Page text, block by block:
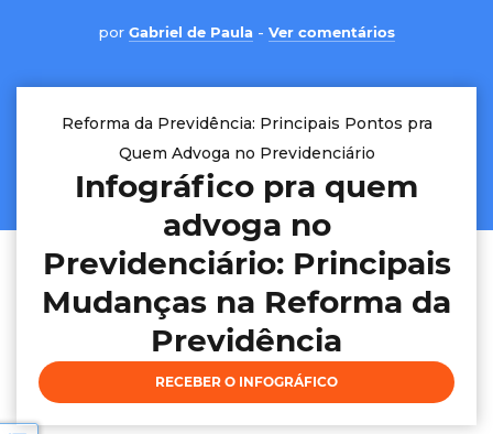
por Gabriel de Paula- Ver comentários
Reforma da Previdência: Principais Pontos pra
Quem Advoga no Previdenciário
Infográfico pra quem
advoga no
Previdenciário: Principais
Mudanças na Reforma da
Previdência
RECEBER O INFOGRÁFICO